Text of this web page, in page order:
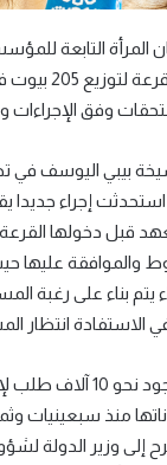
التابعة
السكنية،
وفق الإجراءات
بيبي اليوسف
إجراء جديدا
قبل دخولها
والموافقة عليها
يتم بناء على رغبة
انتظار
وأشارت اليوسف إلى
منذ سبعينيات
إلى وزير الدولة